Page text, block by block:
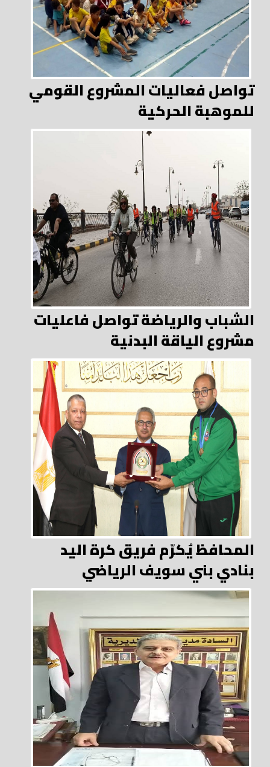
تواصل فعاليات المشروع القومي
للموهبة الحركية
الشباب والرياضة تواصل فاعليات
مشروع الياقة البدنية
المحافظ يُكرّم فريق كرة اليد
بنادي بني سويف الرياضي